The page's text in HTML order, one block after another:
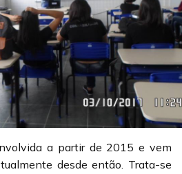
a partir de 2015 e vem
desde então. Trata-se